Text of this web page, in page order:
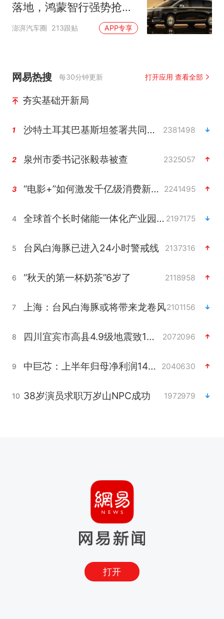
落地，鸿蒙智行强势抢占
自主高端市场制高点
澎湃汽车圈 213跟贴 APP专享
网易热搜 每30分钟更新 打开应用 查看全部
夯实基础开新局
1 沙特土耳其巴基斯坦签署共同防务协议 2381498
2 泉州市委书记张毅恭被查 2325057
3 “电影+”如何激发千亿级消费新活力？ 2241495
4 全球首个长时储能一体化产业园量产 2197175
5 台风白海豚已进入24小时警戒线 2137316
6 “秋天的第一杯奶茶”6岁了 2118958
7 上海：台风白海豚或将带来龙卷风2101156
8 四川宜宾市高县4.9级地震致1人死亡 2072096
9 中巨芯：上半年归母净利润1405.77万元 2040630
10 38岁演员求职万岁山NPC成功 1972979
打开